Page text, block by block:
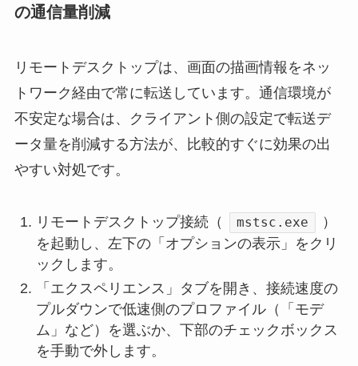
の通信量削減
リモートデスクトップは、画面の描画情報をネッ
トワーク経由で常に転送しています。通信環境が
不安定な場合は、クライアント側の設定で転送デ
ータ量を削減する方法が、比較的すぐに効果の出
やすい対処です。
リモートデスクトップ接続（ mstsc.exe
）
を起動し、左下の「オプションの表示」をクリ
ックします。
「エクスペリエンス」タブを開き、接続速度の
プルダウンで低速側のプロファイル（「モデ
ム」など）を選ぶか、下部のチェックボックス
を手動で外します。